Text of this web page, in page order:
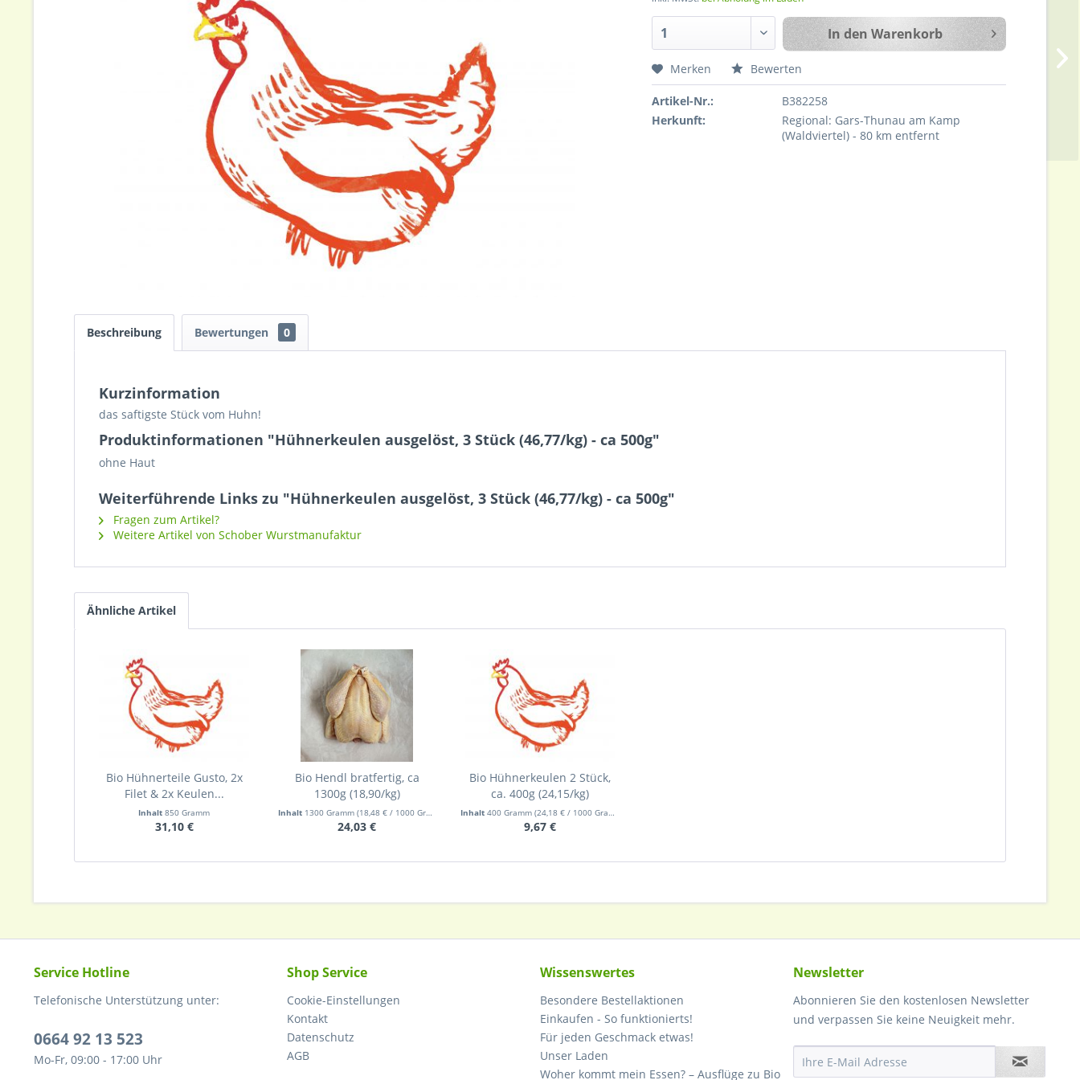
In den Warenkorb
Merken Bewerten
Artikel-Nr.:
B382258
Herkunft:
Regional: Gars-Thunau am Kamp
(Waldviertel) - 80 km entfernt
Beschreibung Bewertungen 0
Kurzinformation
das saftigste Stück vom Huhn!
Produktinformationen "Hühnerkeulen ausgelöst, 3 Stück (46,77/kg) - ca 500g"
ohne Haut
Weiterführende Links zu "Hühnerkeulen ausgelöst, 3 Stück (46,77/kg) - ca 500g"
Fragen zum Artikel?
Weitere Artikel von Schober Wurstmanufaktur
Ähnliche Artikel
Bio Hühnerteile Gusto, 2x
Filet & 2x Keulen...
Inhalt850 Gramm
31,10 €
Bio Hendl bratfertig, ca
1300g (18,90/kg)
Inhalt 1300 Gramm (18,48 € / 1000 Gramm)
24,03 €
Bio Hühnerkeulen 2 Stück,
ca. 400g (24,15/kg)
Inhalt400 Gramm(24,18 € / 1000 Gramm)
9,67 €
Service Hotline
Telefonische Unterstützung unter:
0664 92 13 523
Mo-Fr, 09:00 - 17:00 Uhr
Shop Service
Cookie-Einstellungen
Kontakt
Datenschutz
AGB
Wissenswertes
Besondere Bestellaktionen
Einkaufen - So funktionierts!
Für jeden Geschmack etwas!
Unser Laden
Woher kommt mein Essen? – Ausflüge zu Bio
Newsletter
Abonnieren Sie den kostenlosen Newsletter
und verpassen Sie keine Neuigkeit mehr.